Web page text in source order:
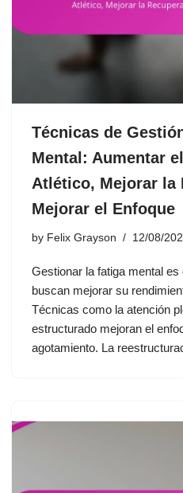
Técnicas de
Mental: Aumentar
Atlético, Mejorar la
Mejorar el Enfoque
by Felix Grayson 12/08/
Gestionar la fatiga mental
buscan mejorar su
Técnicas como la atención
estructurado mejoran el
agotamiento. La